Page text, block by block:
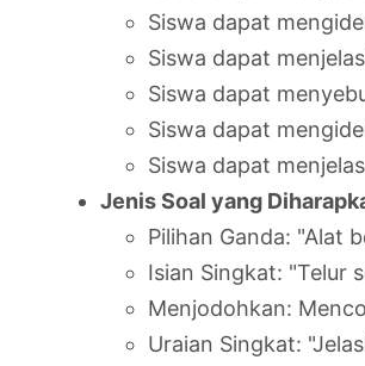
Siswa dapat
Siswa dapat
Siswa dapat
Siswa dapat
Siswa dapat
Jenis Soal yang
Pilihan Ganda: "Alat
Isian Singkat: "Telur
Menjodohkan:
Uraian Singkat: